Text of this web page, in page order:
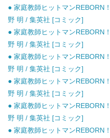
● 家庭教師ヒットマンREBORN
野 明 / 集英社 [コミック]
● 家庭教師ヒットマンREBORN
野 明 / 集英社 [コミック]
● 家庭教師ヒットマンREBORN
野 明 / 集英社 [コミック]
● 家庭教師ヒットマンREBORN
野 明 / 集英社 [コミック]
● 家庭教師ヒットマンREBORN
野 明 / 集英社 [コミック]
● 家庭教師ヒットマンREBORN